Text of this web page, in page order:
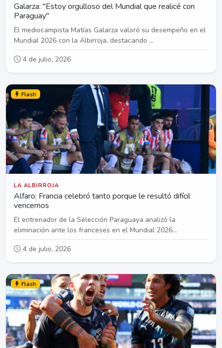
Galarza: "Estoy orgulloso del Mundial que realicé con
Paraguay"
El mediocampista Matías Galarza valoró su desempeño en el
Mundial 2026 con la Albirroja, destacando ...
4 de julio, 2026
Flash
LA ALBIRROJA
Alfaro: Francia celebró tanto porque le resultó difícil
vencernos
El entrenador de la Selección Paraguaya analizó la
eliminación ante los franceses en el Mundial 2026...
4 de julio, 2026
Flash